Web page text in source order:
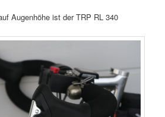
Augenhöhe ist der TRP RL 340